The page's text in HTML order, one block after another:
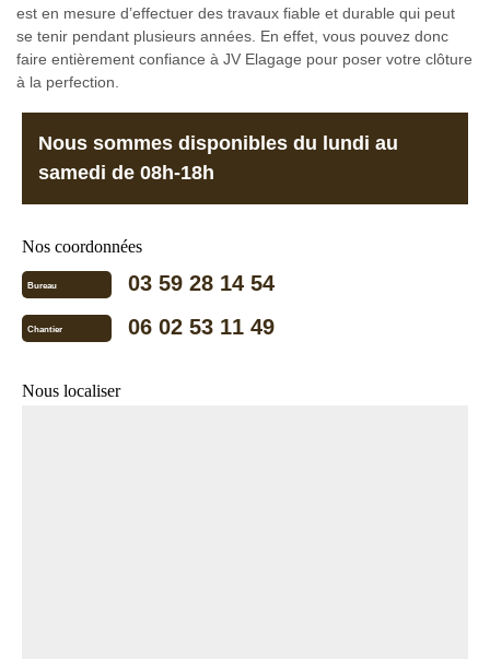
est en mesure d’effectuer des travaux fiable et durable qui peut
se tenir pendant plusieurs années. En effet, vous pouvez donc
faire entièrement confiance à JV Elagage pour poser votre clôture
à la perfection.
Nous sommes disponibles du lundi au
samedi de 08h-18h
Nos coordonnées
Bureau 03 59 28 14 54
Chantier 06 02 53 11 49
Nous localiser